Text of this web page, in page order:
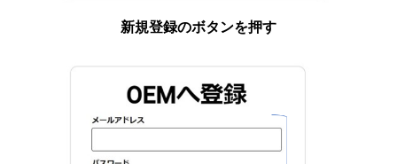
新規登録のボタンを押す